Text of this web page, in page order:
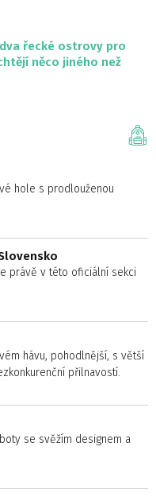
řecké ostrovy pro
něco jiného než
hole s prodlouženou
právě v této oficiální sekci
hávu, pohodlnější, s větší
přilnavostí.
se svěžím designem a